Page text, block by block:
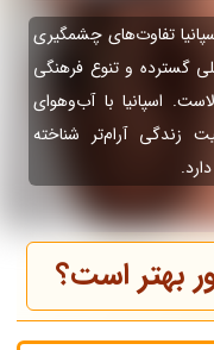
تفاوت‌های چشمگیری
گسترده و تنوع فرهنگی
اسپانیا با آب‌وهوای
زندگی آرام‌تر شناخته
بهتر است؟